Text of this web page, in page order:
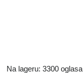
Na lageru: 3300 oglasa